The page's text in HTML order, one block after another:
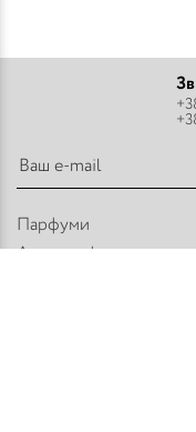
Парфуми
Аромадифузори